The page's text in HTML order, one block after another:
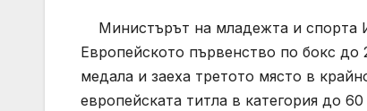
Министърът на младежта и спорта
Европейското първенство по бокс до
медала и заеха третото място в
европейската титла в категория до